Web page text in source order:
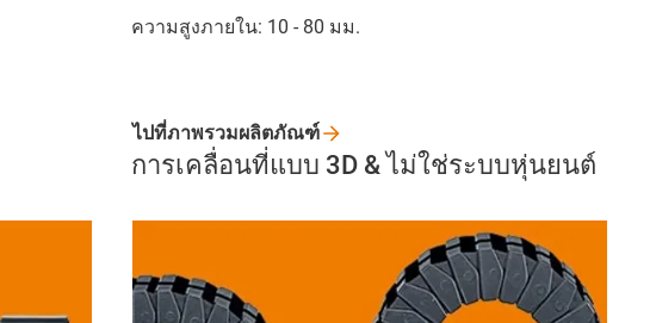
ความสูงภายใน: 10 - 80 มม.
การเคลื่อนที่แบบ 3D & ไม่ใช่ระบบหุ่นยนต์
ไปที่ภาพรวมผลิตภัณฑ์